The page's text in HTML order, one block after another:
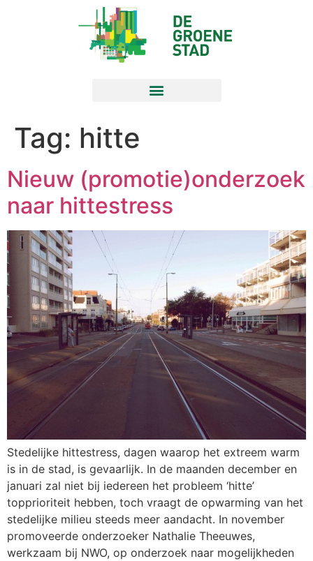
Tag: hitte
Nieuw (promotie)onderzoek
naar hittestress
Stedelijke hittestress, dagen waarop het extreem warm
is in de stad, is gevaarlijk. In de maanden december en
januari zal niet bij iedereen het probleem ‘hitte’
topprioriteit hebben, toch vraagt de opwarming van het
stedelijke milieu steeds meer aandacht. In november
promoveerde onderzoeker Nathalie Theeuwes,
werkzaam bij NWO, op onderzoek naar mogelijkheden